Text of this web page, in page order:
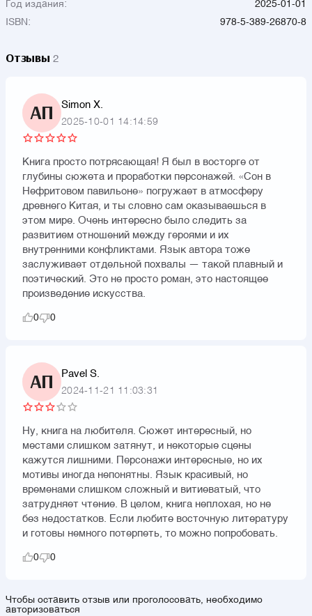
Год издания:
2025-01-01
ISBN:
978-5-389-26870-8
Отзывы 2
АП Simon X.
2025-10-01 14:14:59
Книга просто потрясающая! Я был в восторге от
глубины сюжета и проработки персонажей. «Сон в
Нефритовом павильоне» погружает в атмосферу
древнего Китая, и ты словно сам оказываешься в
этом мире. Очень интересно было следить за
развитием отношений между героями и их
внутренними конфликтами. Язык автора тоже
заслуживает отдельной похвалы — такой плавный и
поэтический. Это не просто роман, это настоящее
произведение искусства.
0 0
АП Pavel S.
2024-11-21 11:03:31
Ну, книга на любителя. Сюжет интересный, но
местами слишком затянут, и некоторые сцены
кажутся лишними. Персонажи интересные, но их
мотивы иногда непонятны. Язык красивый, но
временами слишком сложный и витиеватый, что
затрудняет чтение. В целом, книга неплохая, но не
без недостатков. Если любите восточную литературу
и готовы немного потерпеть, то можно попробовать.
0 0
Чтобы оставить отзыв или проголосовать, необходимо
авторизоваться